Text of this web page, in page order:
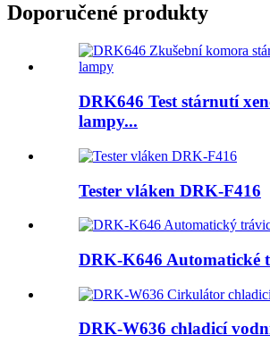
Doporučené produkty
DRK646 Test stárnutí
lampy...
Tester vláken DRK-F416
DRK-K646 Automatické
DRK-W636 chladicí